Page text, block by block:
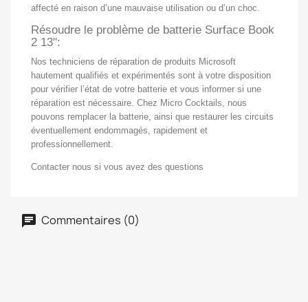
affecté en raison d’une mauvaise utilisation ou d’un choc.
Résoudre le problème de batterie Surface Book
2 13":
Nos techniciens de réparation de produits Microsoft
hautement qualifiés et expérimentés sont à votre disposition
pour vérifier l’état de votre batterie et vous informer si une
réparation est nécessaire. Chez Micro Cocktails, nous
pouvons remplacer la batterie, ainsi que restaurer les circuits
éventuellement endommagés, rapidement et
professionnellement.
Contacter nous si vous avez des questions
Commentaires (0)